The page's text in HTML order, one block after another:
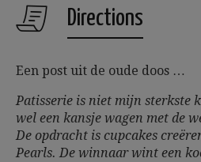
Directions
Een post uit de oude doos …
Patisserie is niet mijn sterkste
wel een kansje wagen met de
De opdracht is cupcakes
Pearls. De winnaar wint een